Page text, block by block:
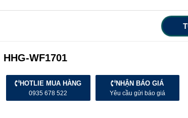
HHG-WF1701
HOTLIE MUA HÀNG
0935 678 522
NHẬN BÁO GIÁ
Yêu cầu gửi báo giá